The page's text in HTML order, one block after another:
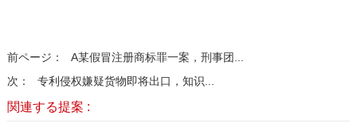
前ページ：
A某假冒注册商标罪一案，刑事团...
次：
专利侵权嫌疑货物即将出口，知识...
関連する提案 :